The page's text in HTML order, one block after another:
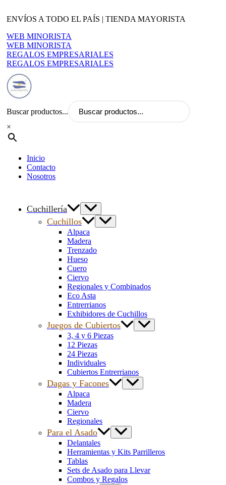
al
ENVÍOS A TODO EL PAÍS | TIENDA MAYORISTA
WEB MINORISTA
WEB MINORISTA
REGALOS EMPRESARIALES
REGALOS EMPRESARIALES
Buscar productos...
×
Inicio
Contacto
Nosotros
Cuchillería
Cuchillos
Alpaca
Madera
Trenzado
Hueso
Cuero
Ciervo
Regionales y Combinados
Eco Asta
Entrerrianos
Exhibidores de Cuchillos
Juegos de Cubiertos
3, 4 y 6 Piezas
12 Piezas
24 Piezas
Individuales
Cubiertos Entrerrianos
Dagas y Facones
Alpaca
Madera
Ciervo
Regionales
Para el Asado
Delantales
Herramientas y Kits Parrilleros
Tablas
Sets de Asado para Llevar
Combos y Regalos